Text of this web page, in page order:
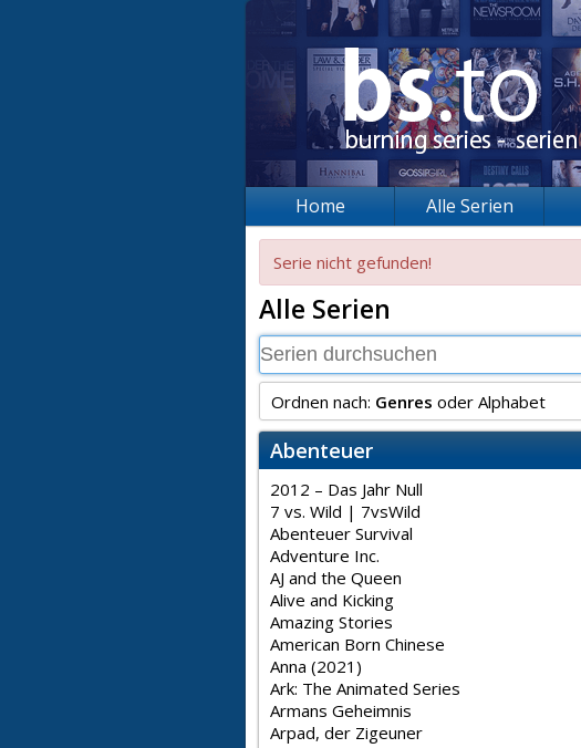
Home Alle Serien
Serie nicht gefunden!
Alle Serien
Ordnen nach: Genres oder Alphabet
Abenteuer
2012 – Das Jahr Null
7 vs. Wild | 7vsWild
Abenteuer Survival
Adventure Inc.
AJ and the Queen
Alive and Kicking
Amazing Stories
American Born Chinese
Anna (2021)
Ark: The Animated Series
Armans Geheimnis
Arpad, der Zigeuner